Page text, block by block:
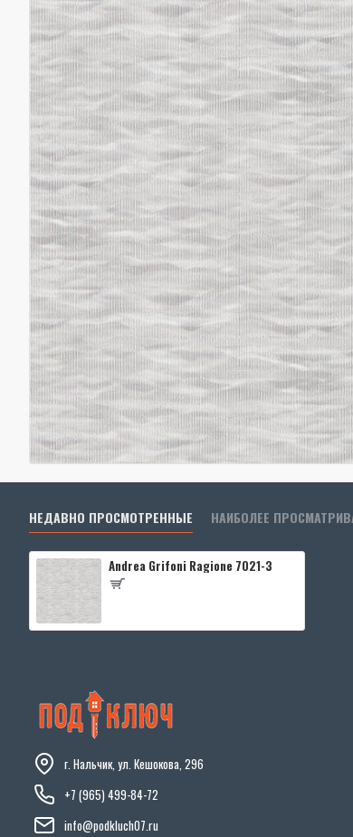
НЕДАВНО ПРОСМОТРЕННЫЕ НАИБОЛЕЕ
Andrea Grifoni Ragione 7021-3
г. Нальчик, ул. Кешокова, 296
+7 (965) 499-84-72
info@podkluch07.ru